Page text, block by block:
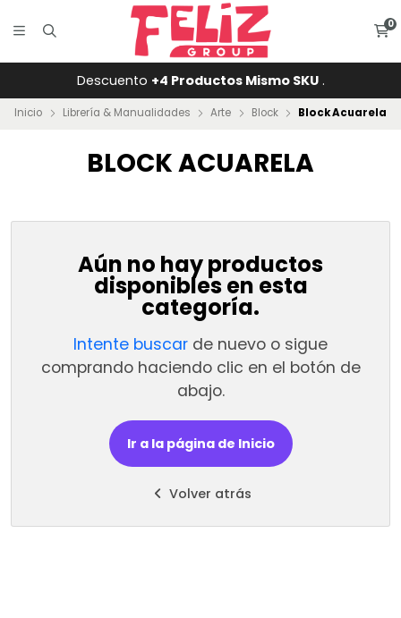
0
Descuento +4 Productos Mismo SKU.
Inicio Librería & Manualidades Arte Block Block Acuarela
BLOCK ACUARELA
Aún no hay productos
disponibles en esta
categoría.
Intente buscar de nuevo o sigue
comprando haciendo clic en el botón de
abajo.
Ir a la página de Inicio
Volver atrás